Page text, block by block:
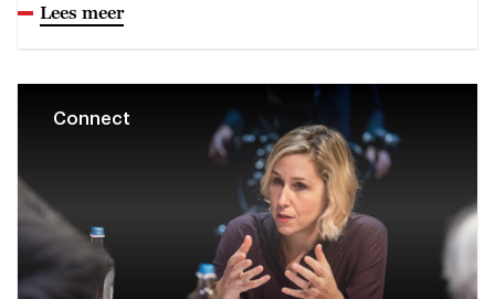
Lees meer
Connect